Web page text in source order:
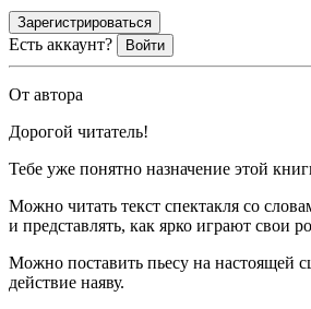
Зарегистрироваться
Есть аккаунт? Войти
От автора
Дорогой читатель!
Тебе уже понятно назначение этой
Можно читать текст спектакля со
и представлять, как ярко играют свои
Можно поставить пьесу на настоящей
действие наяву.